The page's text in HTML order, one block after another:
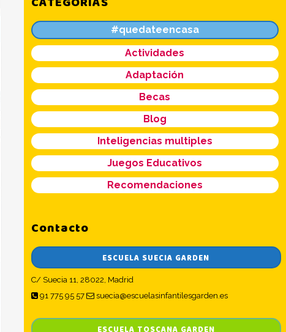
#quedateencasa
Actividades
Adaptación
Becas
Blog
Inteligencias multiples
Juegos Educativos
Recomendaciones
Contacto
ESCUELA SUECIA GARDEN
C/ Suecia 11, 28022, Madrid
91 775 95 57
suecia@escuelasinfantilesgarden.es